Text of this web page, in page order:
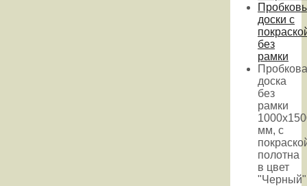
доски с
без
рамки
доска
без
рамки
мм, с
полотна
в цвет
"Черный"